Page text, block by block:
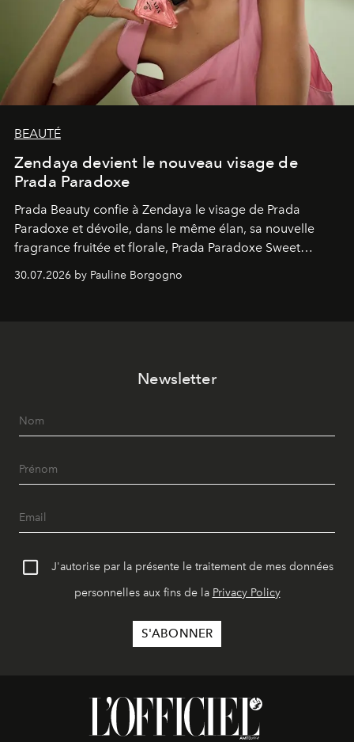
BEAUTÉ
Zendaya devient le nouveau visage de
Prada Paradoxe
Prada Beauty confie à Zendaya le visage de Prada
Paradoxe et dévoile, dans le même élan, sa nouvelle
fragrance fruitée et florale, Prada Paradoxe Sweet
30.07.2026 by Pauline Borgogno
Newsletter
J'autorise par la présente le traitement de mes données
personnelles aux fins de la Privacy Policy